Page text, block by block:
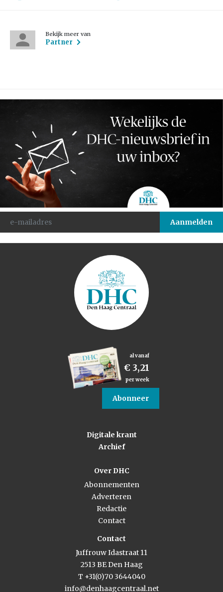
Bekijk meer van
Partner
al vanaf
€ 3,21
per week
Abonneer
Digitale krant
Archief
Over DHC
Abonnementen
Adverteren
Redactie
Contact
Contact
Juffrouw Idastraat 11
2513 BE Den Haag
T +31(0)70 3644040
info@denhaagcentraal.net